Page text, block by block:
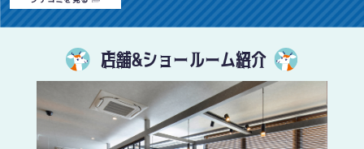
店舗&ショールーム紹介